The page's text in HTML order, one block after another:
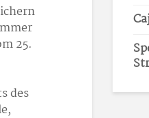
25.
des